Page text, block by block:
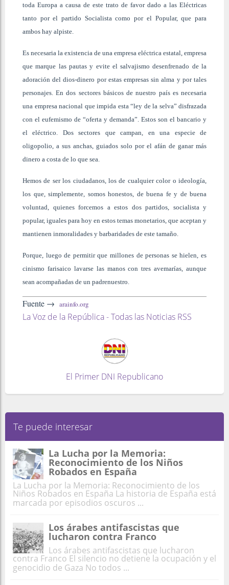
toda Europa a causa de este trato de favor dado a las Eléctricas
tanto por el partido Socialista como por el Popular, que para
ambos hay alpiste.
Es necesaria la existencia de una empresa eléctrica estatal, empresa
que marque las pautas y evite el salvajismo desenfrenado de la
adoración del dios-dinero por estas empresas sin alma y por tales
personajes. En dos sectores básicos de nuestro país es necesaria
una empresa nacional que impida esta “ley de la selva” disfrazada
con el eufemismo de “oferta y demanda”. Estos son el bancario y
el eléctrico. Dos sectores que campan, en una especie de
oligopolio, a sus anchas, guiados solo por el afán de ganar más
dinero a costa de lo que sea.
Hemos de ser los ciudadanos, los de cualquier color o ideología,
los que, simplemente, somos honestos, de buena fe y de buena
voluntad, quienes forcemos a estos dos partidos, socialista y
popular, iguales para hoy en estos temas monetarios, que aceptan y
mantienen inmoralidades y barbaridades de este tamaño.
Porque, luego de permitir que millones de personas se hielen, es
cinismo farisaico lavarse las manos con tres avemarías, aunque
sean acompañadas de un padrenuestro.
Fuente → arainfo.org
La Voz de la República - Todas las Noticias RSS
El Primer DNI Republicano
Te puede interesar
La Lucha por la Memoria:
Reconocimiento de los Niños
Robados en España
La Lucha por la Memoria: Reconocimiento de los
Niños Robados en España La historia de España está
marcada por episodios oscuros ...
Los árabes antifascistas que
lucharon contra Franco
Los árabes antifascistas que lucharon
contra Franco El silencio no detiene la ocupación y el
genocidio de Gaza No todos ...